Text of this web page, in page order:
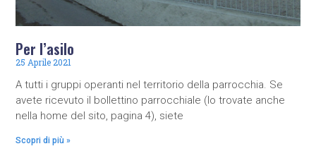
Per l’asilo
25 Aprile 2021
A tutti i gruppi operanti nel territorio della parrocchia. Se
avete ricevuto il bollettino parrocchiale (lo trovate anche
nella home del sito, pagina 4), siete
Scopri di più »